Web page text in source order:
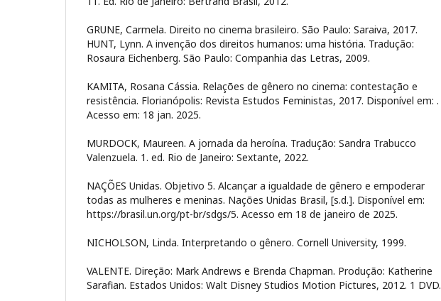
GRUNE, Carmela. Direito no cinema brasileiro. São Paulo: Saraiva, 2017.
HUNT, Lynn. A invenção dos direitos humanos: uma história. Tradução:
Rosaura Eichenberg. São Paulo: Companhia das Letras, 2009.
KAMITA, Rosana Cássia. Relações de gênero no cinema: contestação e
resistência. Florianópolis: Revista Estudos Feministas, 2017. Disponível em: .
Acesso em: 18 jan. 2025.
MURDOCK, Maureen. A jornada da heroína. Tradução: Sandra Trabucco
Valenzuela. 1. ed. Rio de Janeiro: Sextante, 2022.
NAÇÕES Unidas. Objetivo 5. Alcançar a igualdade de gênero e empoderar
todas as mulheres e meninas. Nações Unidas Brasil, [s.d.]. Disponível em:
https://brasil.un.org/pt-br/sdgs/5. Acesso em 18 de janeiro de 2025.
NICHOLSON, Linda. Interpretando o gênero. Cornell University, 1999.
VALENTE. Direção: Mark Andrews e Brenda Chapman. Produção: Katherine
Sarafian. Estados Unidos: Walt Disney Studios Motion Pictures, 2012. 1 DVD.